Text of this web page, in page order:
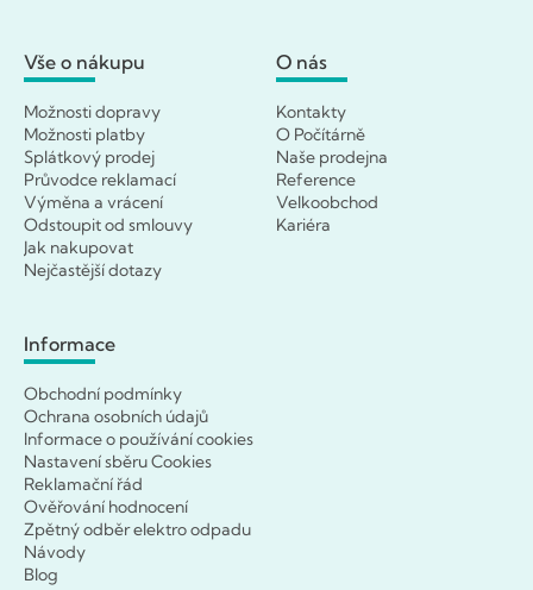
Vše o nákupu
Možnosti dopravy
Možnosti platby
Splátkový prodej
Průvodce reklamací
Výměna a vrácení
Odstoupit od smlouvy
Jak nakupovat
Nejčastější dotazy
O nás
Kontakty
O Počítárně
Naše prodejna
Reference
Velkoobchod
Kariéra
Informace
Obchodní podmínky
Ochrana osobních údajů
Informace o používání cookies
Nastavení sběru Cookies
Reklamační řád
Ověřování hodnocení
Zpětný odběr elektro odpadu
Návody
Blog